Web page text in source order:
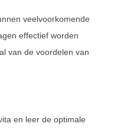
veelvoorkomende
effectief worden
van de voordelen van
en leer de optimale